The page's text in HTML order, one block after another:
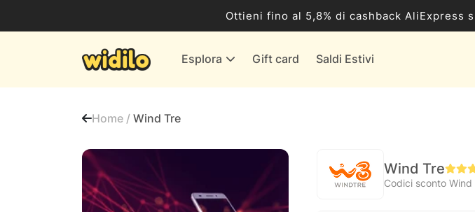
Ottieni fino al 5,8% di cashback AliExpress
Esplora Gift card Saldi Estivi
Banche & Assicurazioni
Home / Wind Tre
Wind Tre
Codici sconto